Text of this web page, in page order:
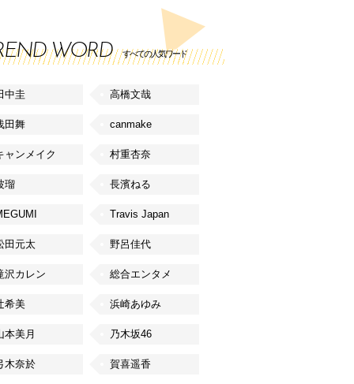
WORD すべての人気ワード
中圭 高橋文哉
田舞 canmake
ャンメイク 村重杏奈
瑠 長濱ねる
Travis Japan
田元太 野呂佳代
沢カレン 総合エンタメ
希美 浜崎あゆみ
本美月 乃木坂46
木奈於 賀喜遥香